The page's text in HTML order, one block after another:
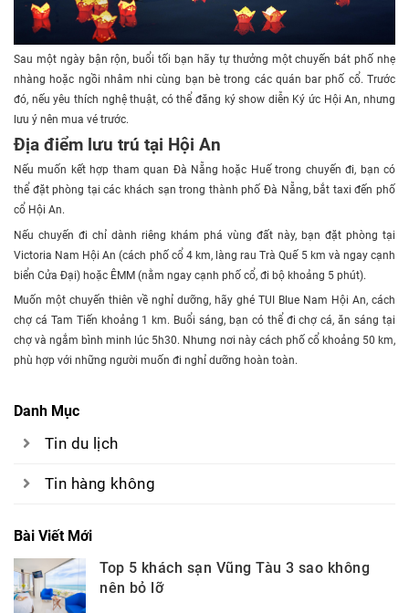
Sau một ngày bận rộn, buổi tối bạn hãy tự thưởng một chuyến bát phố nhẹ
nhàng hoặc ngồi nhâm nhi cùng bạn bè trong các quán bar phố cổ. Trước
đó, nếu yêu thích nghệ thuật, có thể đăng ký show diễn Ký ức Hội An, nhưng
lưu ý nên mua vé trước.
Địa điểm lưu trú tại Hội An
Nếu muốn kết hợp tham quan Đà Nẵng hoặc Huế trong chuyến đi, bạn có
thể đặt phòng tại các khách sạn trong thành phố Đà Nẵng, bắt taxi đến phố
cổ Hội An.
Nếu chuyến đi chỉ dành riêng khám phá vùng đất này, bạn đặt phòng tại
Victoria Nam Hội An (cách phố cổ 4 km, làng rau Trà Quế 5 km và ngay cạnh
biển Cửa Đại) hoặc ÊMM (nằm ngay cạnh phố cổ, đi bộ khoảng 5 phút).
Muốn một chuyến thiên về nghỉ dưỡng, hãy ghé TUI Blue Nam Hội An, cách
chợ cá Tam Tiến khoảng 1 km. Buổi sáng, bạn có thể đi chợ cá, ăn sáng tại
chợ và ngắm bình minh lúc 5h30. Nhưng nơi này cách phố cổ khoảng 50 km,
phù hợp với những người muốn đi nghỉ dưỡng hoàn toàn.
Danh Mục
Tin du lịch
Tin hàng không
Bài Viết Mới
Top 5 khách sạn Vũng Tàu 3 sao không
nên bỏ lỡ